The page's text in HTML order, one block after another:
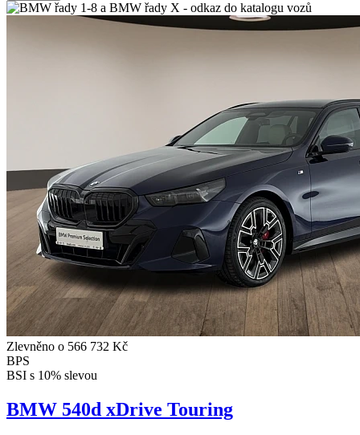
Zlevněno o 566 732 Kč
BPS
BSI s 10% slevou
BMW 540d xDrive Touring